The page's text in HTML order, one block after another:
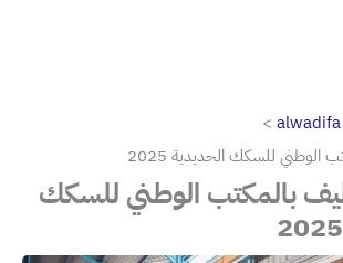
الوطني للسكك الحديدية 2025
بالمكتب الوطني للسكك